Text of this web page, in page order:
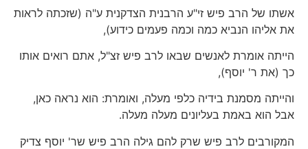
אשתו של הרב פיש זי"ע הרבנית הצדקנית ע"ה (שזכתה לראות
את אליהו הנביא כמה וכמה פעמים כידוע),
הייתה אומרת לאנשים שבאו לרב פיש זצ"ל, אתם רואים אותו
כך (את ר' יוסף),
והייתה מסמנת בידיה כלפי מעלה, ואומרת: הוא נראה כאן,
אבל הוא באמת בעליונים מעלה מעלה.
המקורבים לרב פיש שרק להם גילה הרב פיש שר' יוסף צדיק